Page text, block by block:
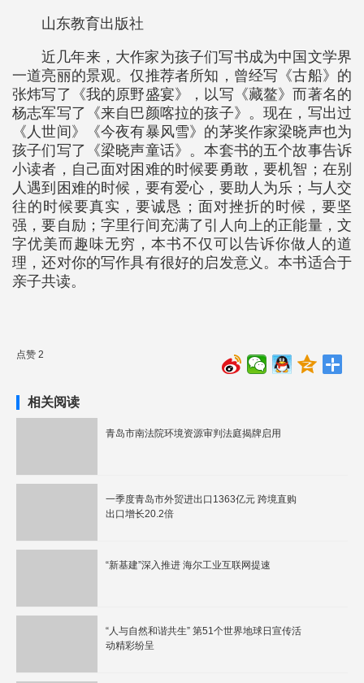
山东教育出版社
近几年来，大作家为孩子们写书成为中国文学界
一道亮丽的景观。仅推荐者所知，曾经写《古船》的
张炜写了《我的原野盛宴》，以写《藏鳌》而著名的
杨志军写了《来自巴颜喀拉的孩子》。现在，写出过
《人世间》《今夜有暴风雪》的茅奖作家梁晓声也为
孩子们写了《梁晓声童话》。本套书的五个故事告诉
小读者，自己面对困难的时候要勇敢，要机智；在别
人遇到困难的时候，要有爱心，要助人为乐；与人交
往的时候要真实，要诚恳；面对挫折的时候，要坚
强，要自励；字里行间充满了引人向上的正能量，文
字优美而趣味无穷，本书不仅可以告诉你做人的道
理，还对你的写作具有很好的启发意义。本书适合于
亲子共读。
点赞 2
相关阅读
青岛市南法院环境资源审判法庭揭牌启用
一季度青岛市外贸进出口1363亿元 跨境直购
出口增长20.2倍
“新基建”深入推进 海尔工业互联网提速
“人与自然和谐共生” 第51个世界地球日宣传活
动精彩纷呈